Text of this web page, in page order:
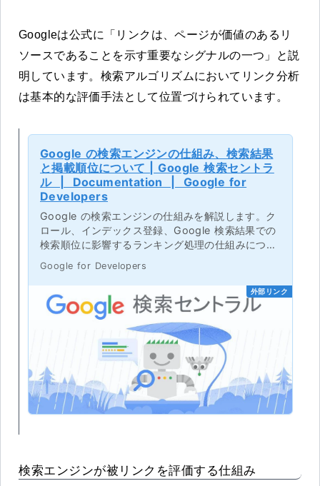
Googleは公式に「リンクは、ページが価値のあるリ
ソースであることを示す重要なシグナルの一つ」と説
明しています。検索アルゴリズムにおいてリンク分析
は基本的な評価手法として位置づけられています。
Google の検索エンジンの仕組み、検索結果
と掲載順位について | Google 検索セントラ
ル | Documentation | Google for
Developers
Google の検索エンジンの仕組みを解説します。ク
ロール、インデックス登録、Google 検索結果での
検索順位に影響するランキング処理の仕組みについ
て確認できます。
Google for Developers
外部リンク
検索エンジンが被リンクを評価する仕組み